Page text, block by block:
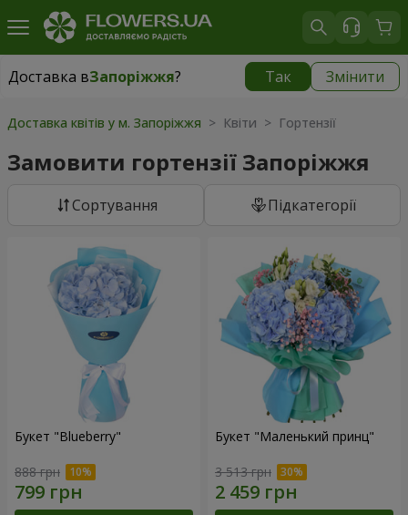
Доставка вЗапоріжжя? Так Змінити
Доставка вЗапоріжжя|
Доставка квітів у м. Запоріжжя > Квіти > Гортензії
Замовити гортензії Запоріжжя
Сортування Підкатегорії
Букет "Blueberry"
888 грн
Букет "Маленький принц"
3 513 грн